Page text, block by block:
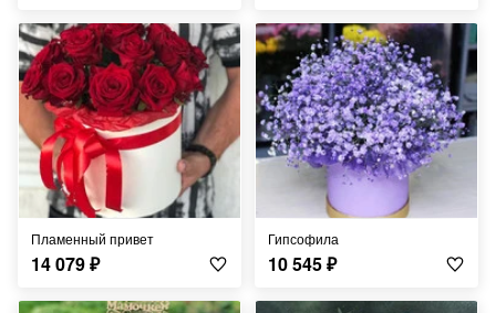
Пламенный привет
14 079₽
Гипсофила
10 545₽